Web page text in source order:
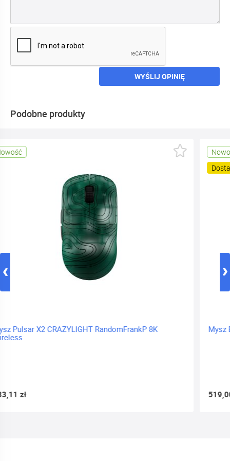
WYŚLIJ OPINIĘ
Podobne produkty
Mysz Endgame Gear OP1w 4K v2 Wireless White
519,00 zł